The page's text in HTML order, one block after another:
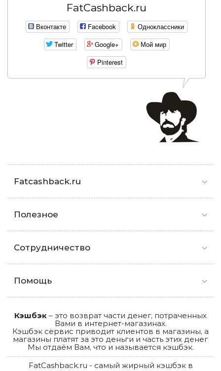
FatCashback.ru
Вконтакте Facebook
Одноклассники
Twitter
Google+
Мой мир
Pinterest
Fatcashback.ru
Полезное
Сотрудничество
Помощь
Кэшбэк – это возврат части денег, потраченных
Вами в интернет-магазинах.
Кэшбэк сервис приводит клиентов в магазины, а
магазины платят за это деньги и часть этих денег
Мы отдаём Вам, что и называется кэшбэк.
FatCashback.ru - самый жирный кэшбэк в